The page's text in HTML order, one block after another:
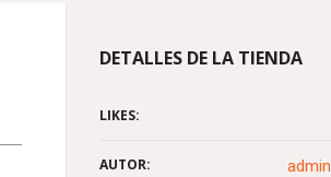
DETALLES DE LA TIENDA
LIKES:
AUTOR: admin